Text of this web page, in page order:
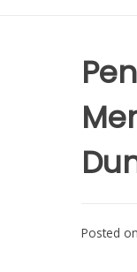
Posted on